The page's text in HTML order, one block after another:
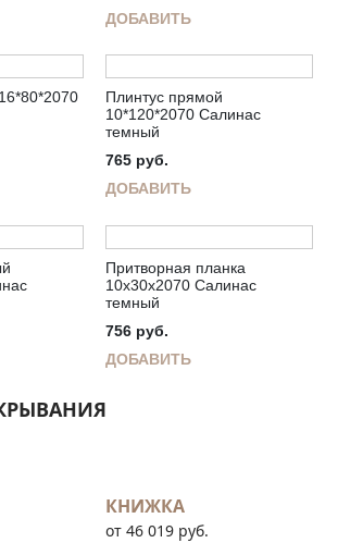
ДОБАВИТЬ
Плинтус прямой
10*120*2070 Салинас
темный
765 руб.
ДОБАВИТЬ
Притворная планка
10х30х2070 Салинас
темный
756 руб.
ДОБАВИТЬ
КНИЖКА
от 46 019 руб.